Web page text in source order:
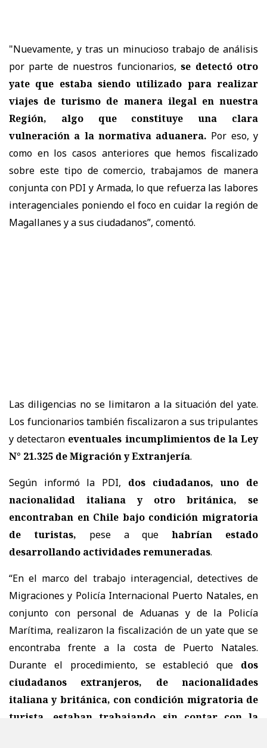
"Nuevamente, y tras un minucioso trabajo de análisis
por parte de nuestros funcionarios,se detectó otro
yate que estaba siendo utilizado para realizar
viajes de turismo de manera ilegal en nuestra
Región, algo que constituye una clara
vulneración a la normativa aduanera. Por eso, y
como en los casos anteriores que hemos fiscalizado
sobre este tipo de comercio, trabajamos de manera
conjunta con PDI y Armada, lo que refuerza las labores
interagenciales poniendo el foco en cuidar la región de
Magallanes y a sus ciudadanos”, comentó.
Las diligencias no se limitaron a la situación del yate.
Los funcionarios también fiscalizaron a sus tripulantes
y detectaron eventuales incumplimientos de la Ley
N° 21.325 de Migración y Extranjería.
Según informó la PDI, dos ciudadanos, uno de
nacionalidad italiana y otro británica, se
encontraban en Chile bajo condición migratoria
de turistas, pese a quehabrían estado
desarrollando actividades remuneradas.
“En el marco del trabajo interagencial, detectives de
Migraciones y Policía Internacional Puerto Natales, en
conjunto con personal de Aduanas y de la Policía
Marítima, realizaron la fiscalización de un yate que se
encontraba frente a la costa de Puerto Natales.
Durante el procedimiento, se estableció que dos
ciudadanos extranjeros, de nacionalidades
italiana y británica, con condición migratoria de
turista, estaban trabajando sin contar con la